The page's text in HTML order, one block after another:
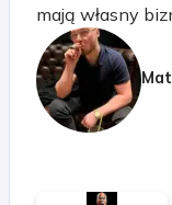
mają własny